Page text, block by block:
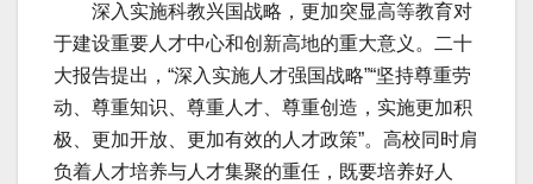
深入实施科教兴国战略，更加突显高等教育对
于建设重要人才中心和创新高地的重大意义。二十
大报告提出，“深入实施人才强国战略”“坚持尊重劳
动、尊重知识、尊重人才、尊重创造，实施更加积
极、更加开放、更加有效的人才政策”。高校同时肩
负着人才培养与人才集聚的重任，既要培养好人